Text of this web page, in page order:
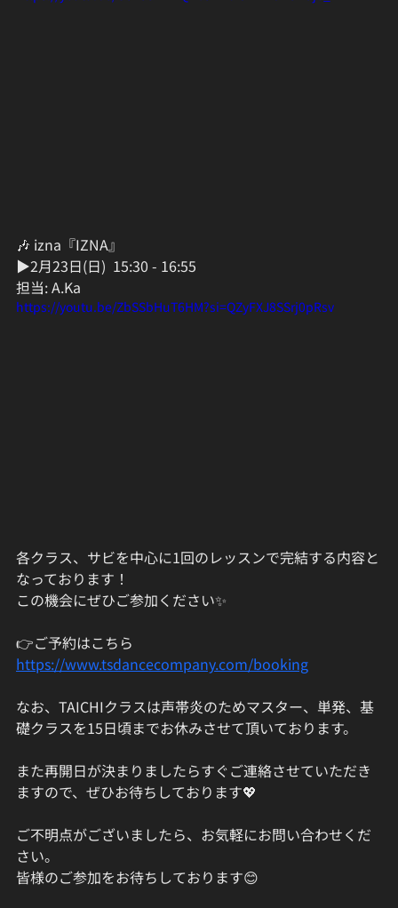
🎶 izna『IZNA』
▶︎2月23日(日)  15:30 - 16:55
担当: A.Ka
https://youtu.be/ZbSSbHuT6HM?si=QZyFXJ8SSrj0pRsv
各クラス、サビを中心に1回のレッスンで完結する内容と
なっております！
この機会にぜひご参加ください✨
👉ご予約はこちら
https://www.tsdancecompany.com/booking
なお、TAICHIクラスは声帯炎のためマスター、単発、基
礎クラスを15日頃までお休みさせて頂いております。
また再開日が決まりましたらすぐご連絡させていただき
ますので、ぜひお待ちしております💖
ご不明点がございましたら、お気軽にお問い合わせくだ
さい。
皆様のご参加をお待ちしております😊